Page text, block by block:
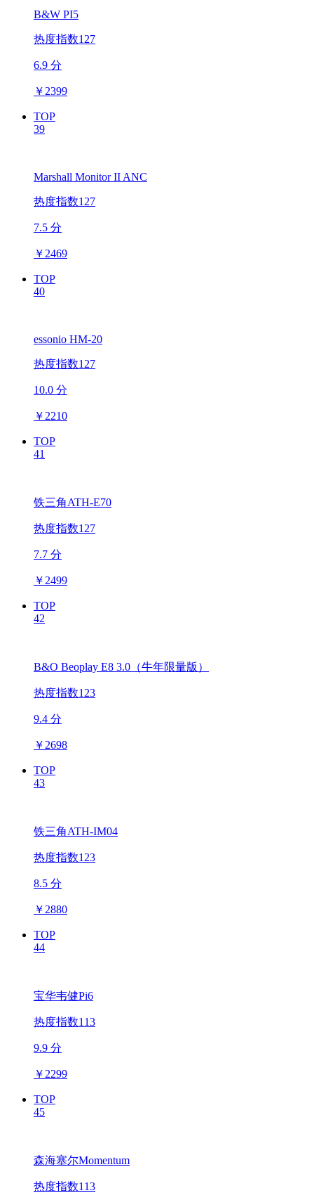
B&W PI5
热度指数127
6.9 分
￥ 2399
TOP
39
Marshall Monitor II ANC
热度指数127
7.5 分
￥ 2469
TOP
40
essonio HM-20
热度指数127
10.0 分
￥ 2210
TOP
41
铁三角ATH-E70
热度指数127
7.7 分
￥ 2499
TOP
42
B&O Beoplay E8 3.0（牛年限量版）
热度指数123
9.4 分
￥ 2698
TOP
43
铁三角ATH-IM04
热度指数123
8.5 分
￥ 2880
TOP
44
宝华韦健Pi6
热度指数113
9.9 分
￥ 2299
TOP
45
森海塞尔Momentum
热度指数113